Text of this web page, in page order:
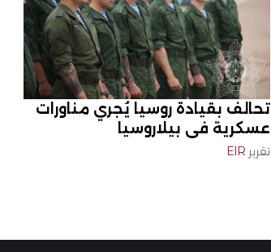
تحالف بقيادة روسيا يُجري مناورات
عسكرية في بيلاروسيا
تقرير EIR